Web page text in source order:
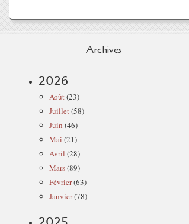
Archives
2026
Août(23)
Juillet(58)
Juin (46)
Mai (21)
Avril (28)
Mars(89)
Février(63)
Janvier(78)